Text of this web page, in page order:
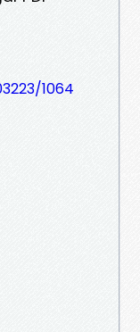
1064